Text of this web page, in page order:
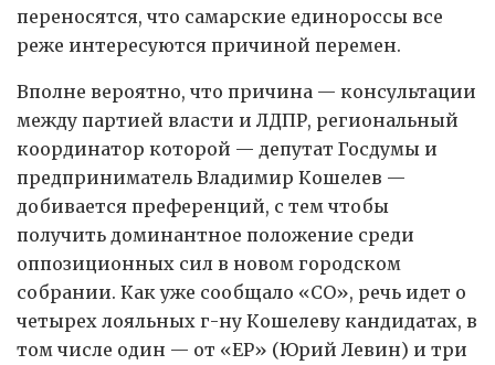
переносятся, что самарские единороссы все
реже интересуются причиной перемен.
Вполне вероятно, что причина — консультации
между партией власти и ЛДПР, региональный
координатор которой — депутат Госдумы и
предприниматель Владимир Кошелев —
добивается преференций, с тем чтобы
получить доминантное положение среди
оппозиционных сил в новом городском
собрании. Как уже сообщало «СО», речь идет о
четырех лояльных г-ну Кошелеву кандидатах, в
том числе один — от «ЕР» (Юрий Левин) и три